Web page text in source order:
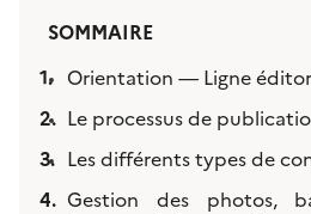
SOMMAIRE
Orientation — Ligne
Le processus de
Les différents types de
Gestion des photos,